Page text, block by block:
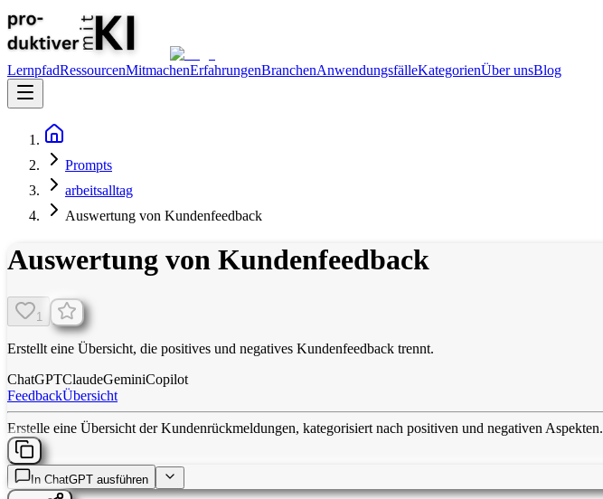
LernpfadRessourcenMitmachenErfahrungenBranchenAnwendungsfälleKategorienÜber unsBlog
Prompts
arbeitsalltag
Auswertung von Kundenfeedback
Auswertung von Kundenfeedback
1
Erstellt eine Übersicht, die positives und negatives Kundenfeedback trennt.
ChatGPTClaudeGeminiCopilot
FeedbackÜbersicht
Erstelle eine Übersicht der Kundenrückmeldungen, kategorisiert nach positiven und negativen Aspekten.
In ChatGPT ausführen